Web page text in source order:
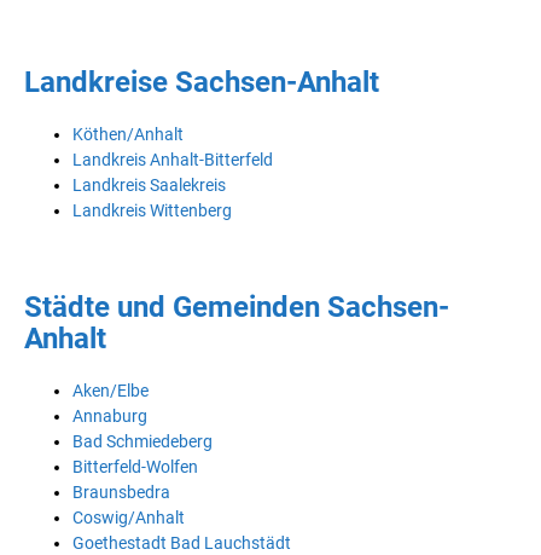
Landkreise Sachsen-Anhalt
Köthen/Anhalt
Landkreis Anhalt-Bitterfeld
Landkreis Saalekreis
Landkreis Wittenberg
Städte und Gemeinden Sachsen-
Anhalt
Aken/Elbe
Annaburg
Bad Schmiedeberg
Bitterfeld-Wolfen
Braunsbedra
Coswig/Anhalt
Goethestadt Bad Lauchstädt